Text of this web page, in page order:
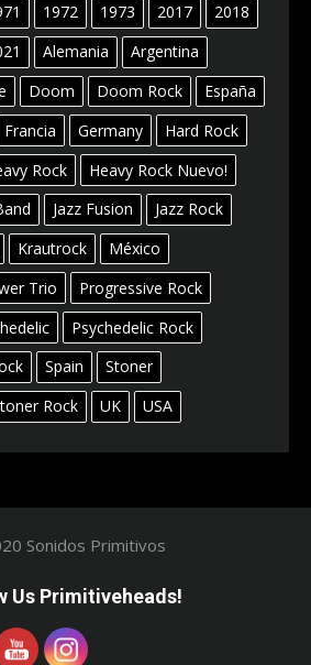
1972 1973 2017
2018
Alemania
Argentina
Doom Doom Rock
España
Francia Germany
Hard Rock
Rock
Heavy Rock Nuevo!
Jazz Fusion
Jazz Rock
Krautrock
México
Trio
Progressive Rock
Psychedelic Rock
Spain
Stoner
Rock UK USA
Sonidos Primitivos
Us Primitiveheads!